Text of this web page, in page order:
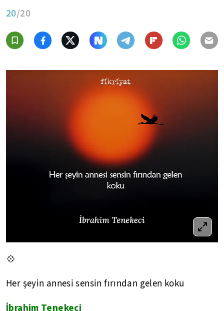
20/20
💠
Her şeyin annesi sensin fırından gelen koku
İbrahim Tenekeci